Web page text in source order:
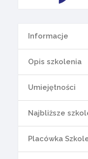
Informacje
Opis szkolenia
Umiejętności
Najbliższe
Placówka